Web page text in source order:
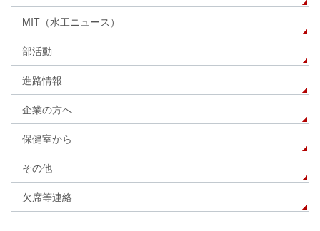
MIT（水工ニュース）
部活動
進路情報
企業の方へ
保健室から
その他
欠席等連絡